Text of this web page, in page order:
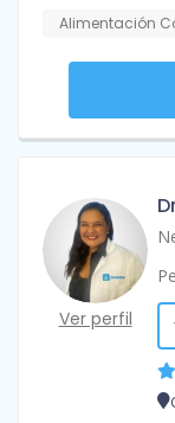
Alimentación
Ver perfil